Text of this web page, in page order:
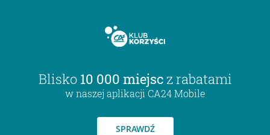
Blisko 10 000 miejsc z rabatami
w naszej aplikacji CA24 Mobile
SPRAWDŹ